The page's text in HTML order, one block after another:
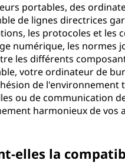
portables, des
de lignes directrices
les protocoles et les
numérique, les normes
les différents
votre ordinateur de
de l'environnement
ou de communication
harmonieux de vos
elles la